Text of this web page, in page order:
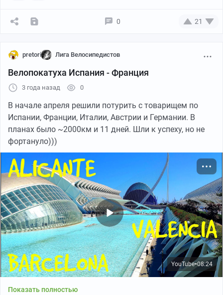
0 21
pretori Лига Велосипедистов
Велопокатуха Испания - Франция
3 года назад 0
В начале апреля решили потурить с товарищем по
Испании, Франции, Италии, Австрии и Германии. В
планах было ~2000км и 11 дней. Шли к успеху, но не
фортануло)))
YouTube●08:24
Показать полностью